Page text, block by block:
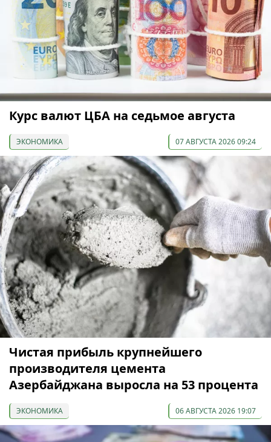
Курс валют ЦБА на седьмое августа
ЭКОНОМИКА 07 АВГУСТА 2026 09:24
Чистая прибыль крупнейшего
производителя цемента
Азербайджана выросла на 53 процента
ЭКОНОМИКА 06 АВГУСТА 2026 19:07